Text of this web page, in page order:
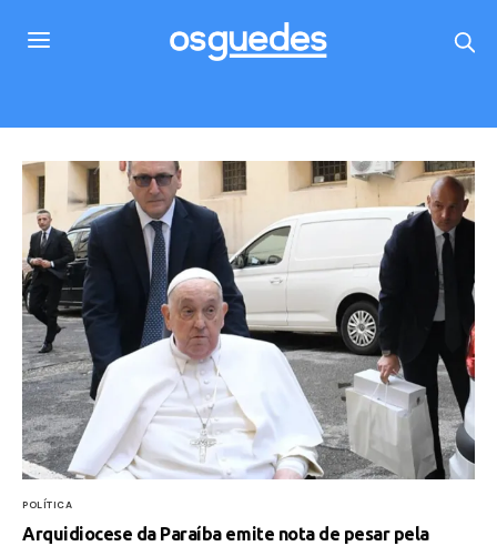
POLÍTICA
Arquidiocese da Paraíba emite nota de pesar pela